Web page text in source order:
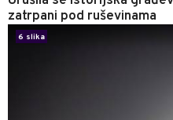
zatrpani pod ruševinama
6 slika